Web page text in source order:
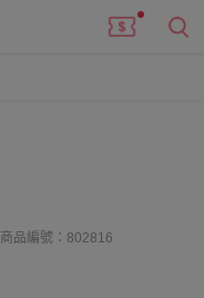
商品編號：802816